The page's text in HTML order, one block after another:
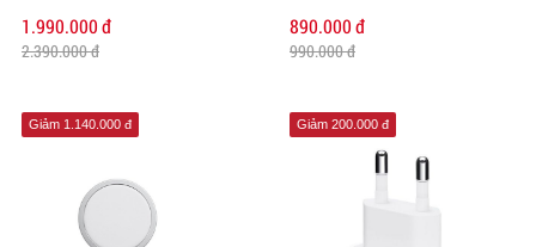
1.990.000 đ
2.390.000 đ
890.000 đ
990.000 đ
Giảm 1.140.000 đ Giảm 200.000 đ